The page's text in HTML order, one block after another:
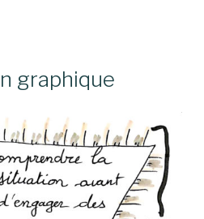
graphique